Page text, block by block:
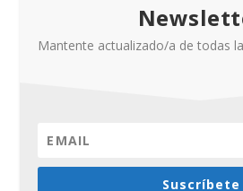
Mantente actualizado/a de todas
Suscríbete